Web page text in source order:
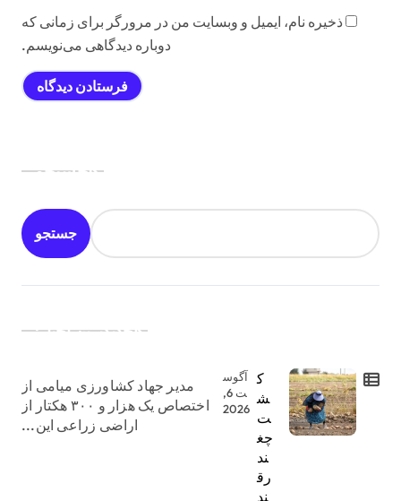
ذخیره نام، ایمیل و وبسایت من در مرورگر برای زمانی که
دوباره دیدگاهی می‌نویسم.
جستجو
جستجو
جدیدترین اخبار:
ک
ش
ت
چغ
ند
رق
ند
آگوس
ت 6,
2026
مدیر جهاد کشاورزی میامی از
اختصاص یک هزار و ۳۰۰ هکتار از
اراضی زراعی این...